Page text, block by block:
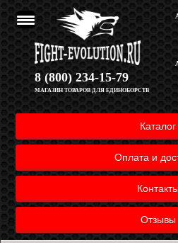
8 (800) 234-15-79
МАГАЗИН ТОВАРОВ ДЛЯ ЕДИНОБОРСТВ
Каталог
Оплата и
Отзывы
Перейти
к
навигации
Перейти
к
содержимому
Корзина
Полезная информация
Оплата и доставка товара